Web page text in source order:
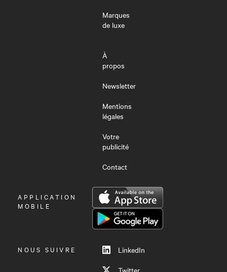
Marques
de luxe
À
propos
Newsletter
Mentions
légales
Votre
publicité
Contact
OUVRIR
LE
APPLICATION
MOBILE
NOUS SUIVRE
LinkedIn
Twitter